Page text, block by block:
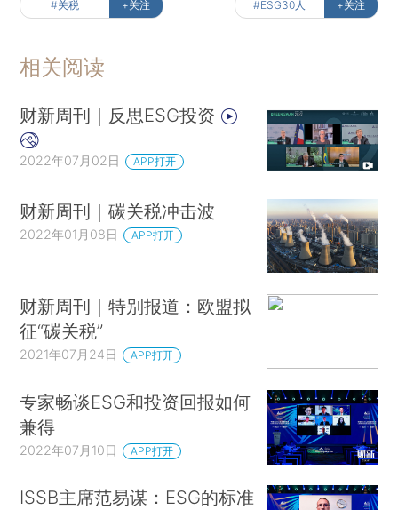
#关税 +关注 #ESG30人 +关注
相关阅读
财新周刊｜反思ESG投资
2022年07月02日 APP打开
财新周刊｜碳关税冲击波
2022年01月08日 APP打开
财新周刊｜特别报道：欧盟拟
征“碳关税”
2021年07月24日 APP打开
专家畅谈ESG和投资回报如何
兼得
2022年07月10日 APP打开
ISSB主席范易谋：ESG的标准